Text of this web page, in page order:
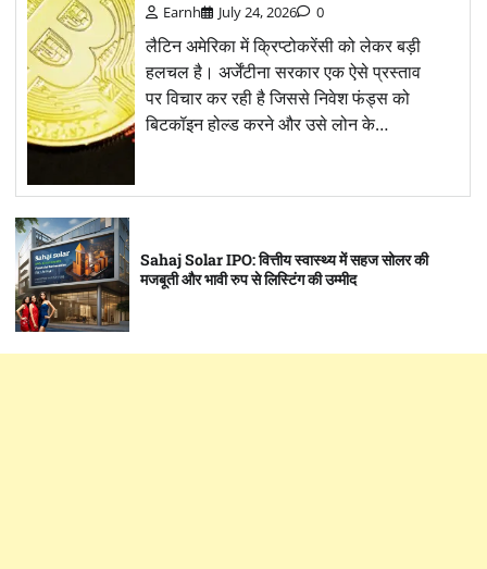
Earnh July 24, 2026 0
लैटिन अमेरिका में क्रिप्टोकरेंसी को लेकर बड़ी
हलचल है। अर्जेंटीना सरकार एक ऐसे प्रस्ताव
पर विचार कर रही है जिससे निवेश फंड्स को
बिटकॉइन होल्ड करने और उसे लोन के…
Sahaj Solar IPO: वित्तीय स्वास्थ्य में सहज सोलर की
मजबूती और भावी रुप से लिस्टिंग की उम्मीद